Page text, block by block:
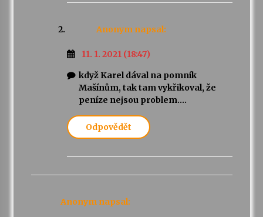
Anonym napsal:
11. 1. 2021 (18:47)
když Karel dával na pomník
Mašínům, tak tam vykřikoval, že
peníze nejsou problem….
Odpovědět
Anonym napsal: